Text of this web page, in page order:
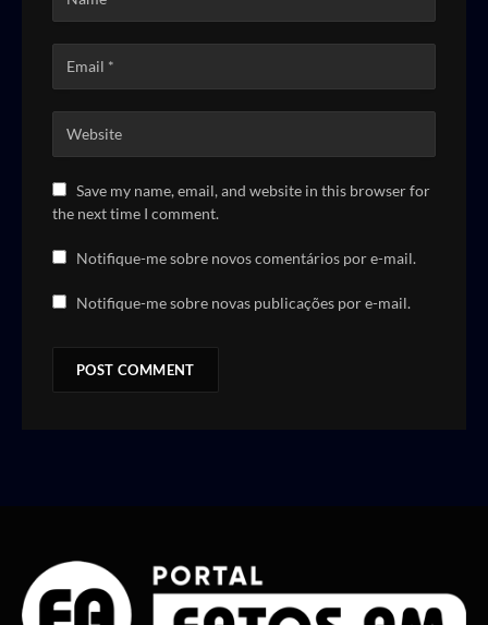
Save my name, email, and website in this browser for
the next time I comment.
Notifique-me sobre novos comentários por e-mail.
Notifique-me sobre novas publicações por e-mail.